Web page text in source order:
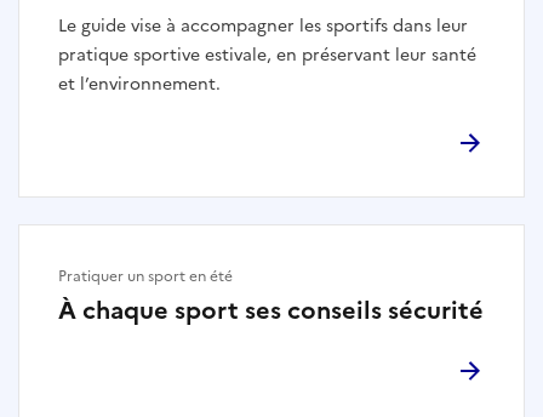
Le guide vise à accompagner les sportifs dans leur
pratique sportive estivale, en préservant leur santé
et l’environnement.
À chaque sport ses conseils sécurité
Pratiquer un sport en été